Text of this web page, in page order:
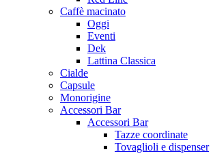
Caffè macinato
Oggi
Eventi
Dek
Lattina Classica
Cialde
Capsule
Monorigine
Accessori Bar
Accessori Bar
Tazze coordinate
Tovaglioli e dispenser